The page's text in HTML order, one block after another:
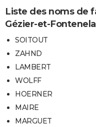
Liste des noms de
Gézier-et-
SOITOUT
ZAHND
LAMBERT
WOLFF
HOERNER
MAIRE
MARGUET